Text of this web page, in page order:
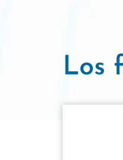
Los